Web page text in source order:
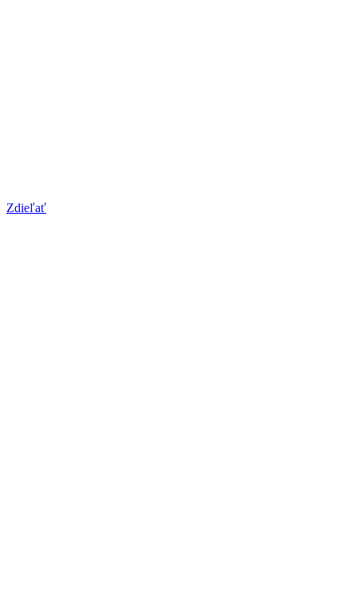
Zdieľať